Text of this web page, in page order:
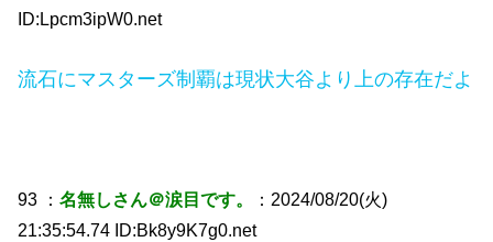
ID:Lpcm3ipW0.net
流石にマスターズ制覇は現状大谷より上の存在だよ
93 ：名無しさん＠涙目です。
：2024/08/20(火)
21:35:54.74 ID:Bk8y9K7g0.net